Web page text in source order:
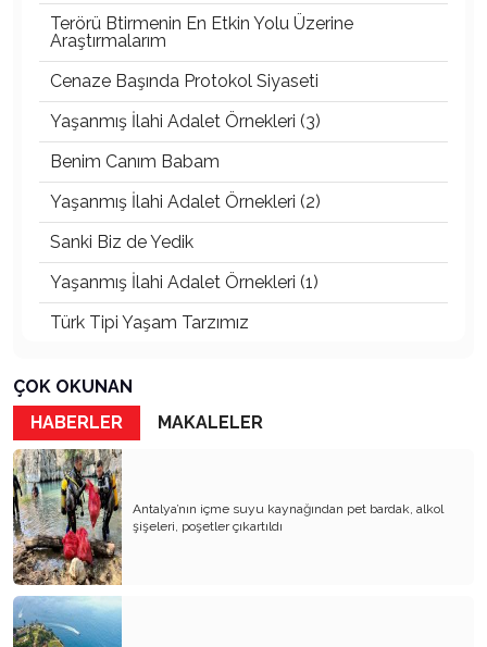
Terörü Btirmenin En Etkin Yolu Üzerine
Araştırmalarım
Cenaze Başında Protokol Siyaseti
Yaşanmış İlahi Adalet Örnekleri (3)
Benim Canım Babam
Yaşanmış İlahi Adalet Örnekleri (2)
Sanki Biz de Yedik
Yaşanmış İlahi Adalet Örnekleri (1)
Türk Tipi Yaşam Tarzımız
Katil Ağaçlar
Keşke Herkes Sevdiği ve İyi Bildiği İşi Yapsa
Veda Mektubum
Avm’ler Sinek Avlıyor
Hangi Gazetecilerin Günü?
Çok Para, Çok Bela
ÇOK OKUNAN
HABERLER
MAKALELER
Antalya’nın içme suyu kaynağından pet bardak, alkol
şişeleri, poşetler çıkartıldı